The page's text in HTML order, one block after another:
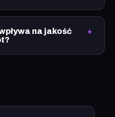
na jakość